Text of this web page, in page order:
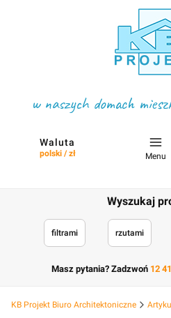
w naszych domach
Waluta
polski / zł Menu
Wyszukaj
filtrami rzutami
Masz pytania? Zadzwoń 12
KB Projekt Biuro Architektoniczne